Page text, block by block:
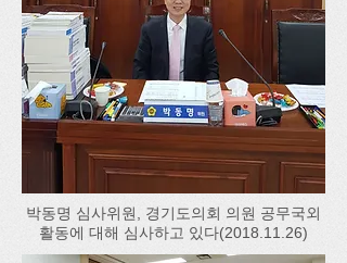
박동명 심사위원, 경기도의회 의원 공무국외
활동에 대해 심사하고 있다(2018.11.26)